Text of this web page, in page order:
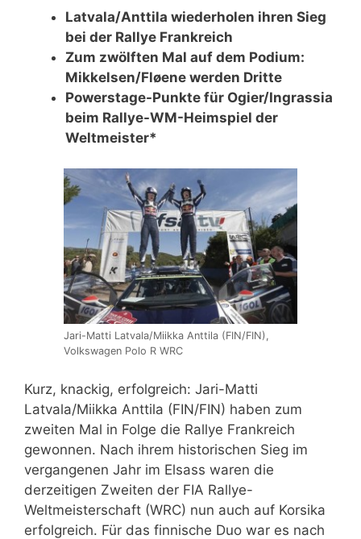
Latvala/Anttila wiederholen ihren Sieg
bei der Rallye Frankreich
Zum zwölften Mal auf dem Podium:
Mikkelsen/Fløene werden Dritte
Powerstage-Punkte für Ogier/Ingrassia
beim Rallye-WM-Heimspiel der
Weltmeister*
Jari-Matti Latvala/Miikka Anttila (FIN/FIN),
Volkswagen Polo R WRC
Kurz, knackig, erfolgreich: Jari-Matti
Latvala/Miikka Anttila (FIN/FIN) haben zum
zweiten Mal in Folge die Rallye Frankreich
gewonnen. Nach ihrem historischen Sieg im
vergangenen Jahr im Elsass waren die
derzeitigen Zweiten der FIA Rallye-
Weltmeisterschaft (WRC) nun auch auf Korsika
erfolgreich. Für das finnische Duo war es nach